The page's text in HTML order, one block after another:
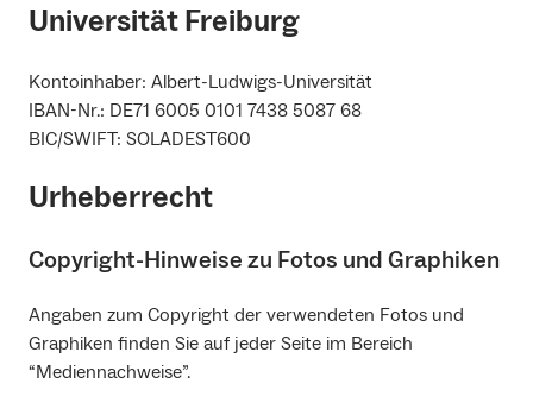
Universität Freiburg
Kontoinhaber: Albert-Ludwigs-Universität
IBAN-Nr.: DE71 6005 0101 7438 5087 68
BIC/SWIFT: SOLADEST600
Urheberrecht
Copyright-Hinweise zu Fotos und Graphiken
Angaben zum Copyright der verwendeten Fotos und
Graphiken finden Sie auf jeder Seite im Bereich
“Mediennachweise”.